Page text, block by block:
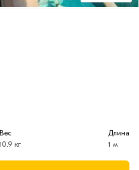
Вес
10.9 кг
Длина
1 м